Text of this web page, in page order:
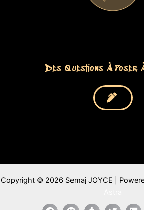
Des Questions À Poser
P P P P P
Copyright © 2026 Semaj JOYCE |